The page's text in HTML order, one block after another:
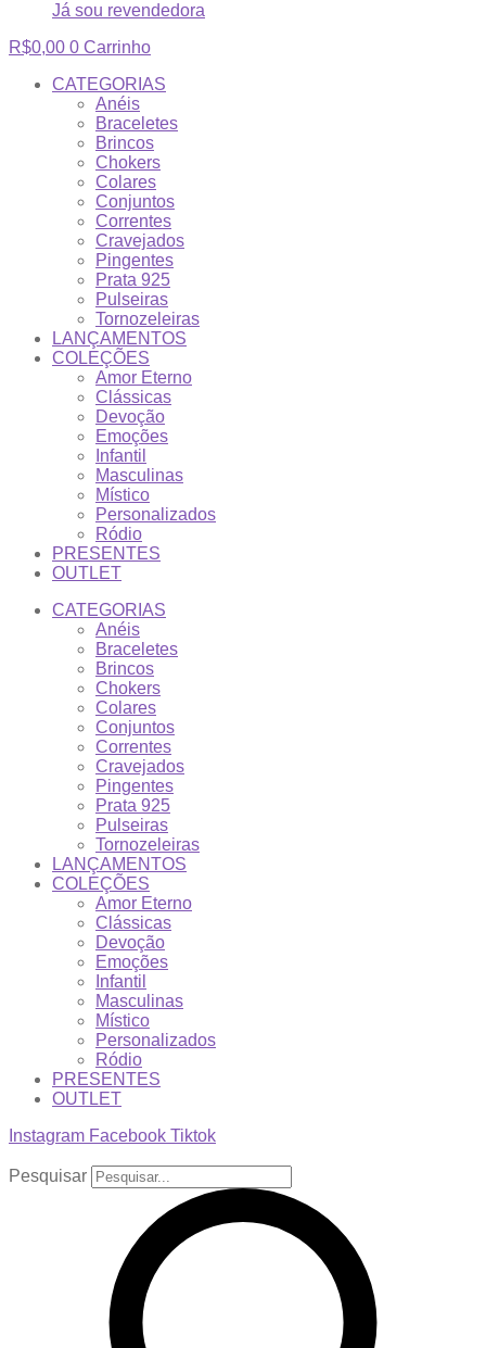
Já sou revendedora
R$0,00 0 Carrinho
CATEGORIAS
Anéis
Braceletes
Brincos
Chokers
Colares
Conjuntos
Correntes
Cravejados
Pingentes
Prata 925
Pulseiras
Tornozeleiras
LANÇAMENTOS
COLEÇÕES
Amor Eterno
Clássicas
Devoção
Emoções
Infantil
Masculinas
Místico
Personalizados
Ródio
PRESENTES
OUTLET
CATEGORIAS
Anéis
Braceletes
Brincos
Chokers
Colares
Conjuntos
Correntes
Cravejados
Pingentes
Prata 925
Pulseiras
Tornozeleiras
LANÇAMENTOS
COLEÇÕES
Amor Eterno
Clássicas
Devoção
Emoções
Infantil
Masculinas
Místico
Personalizados
Ródio
PRESENTES
OUTLET
Instagram Facebook Tiktok
Pesquisar